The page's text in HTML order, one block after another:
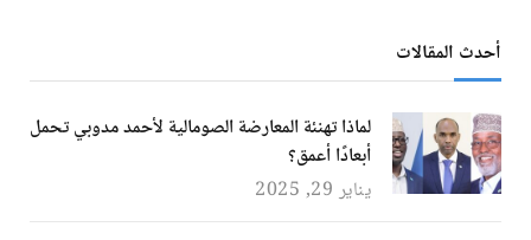
أحدث المقالات
لماذا تهنئة المعارضة الصومالية لأحمد مدوبي تحمل
أبعادًا أعمق؟
يناير 29, 2025